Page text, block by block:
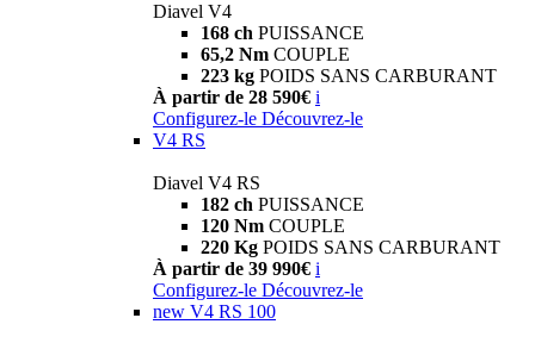
Diavel V4
168 ch PUISSANCE
65,2 Nm COUPLE
223 kg POIDS SANS CARBURANT
À partir de 28 590€ i
Configurez-le Découvrez-le
V4 RS
Diavel V4 RS
182 ch PUISSANCE
120 Nm COUPLE
220 Kg POIDS SANS CARBURANT
À partir de 39 990€ i
Configurez-le Découvrez-le
new V4 RS 100